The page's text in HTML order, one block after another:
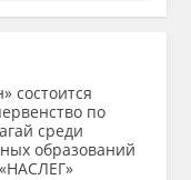
состоится
по
среди
образований